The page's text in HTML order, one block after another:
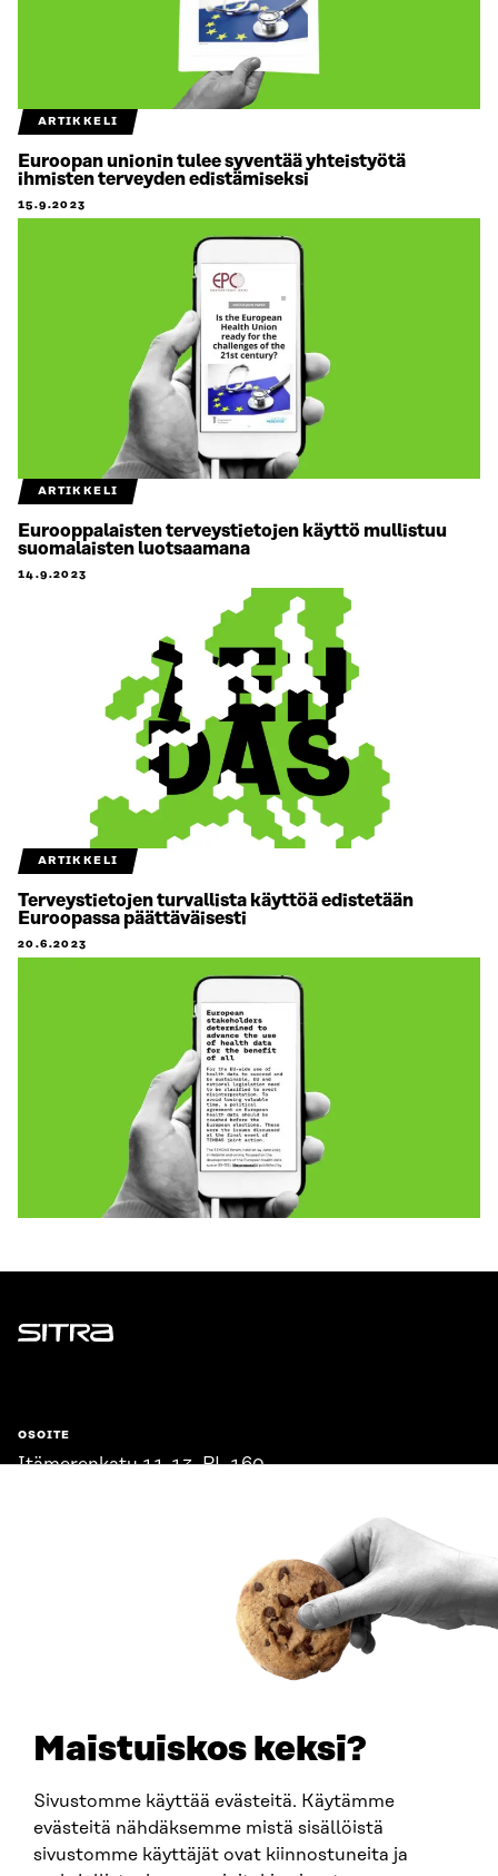
Maistuiskos keksi?
Sivustomme käyttää evästeitä. Käytämme
evästeitä nähdäksemme mistä sisällöistä
sivustomme käyttäjät ovat kiinnostuneita ja
ARTIKKELI
Euroopan unionin tulee syventää yhteistyötä
ihmisten terveyden edistämiseksi
15.9.2023
ARTIKKELI
Eurooppalaisten terveystietojen käyttö mullistuu
suomalaisten luotsaamana
14.9.2023
ARTIKKELI
Terveystietojen turvallista käyttöä edistetään
Euroopassa päättäväisesti
20.6.2023
Sitra
OSOITE
Itämerenkatu 11-13, PL 160,
SITRA SOSIAALISESSA MEDIASSA